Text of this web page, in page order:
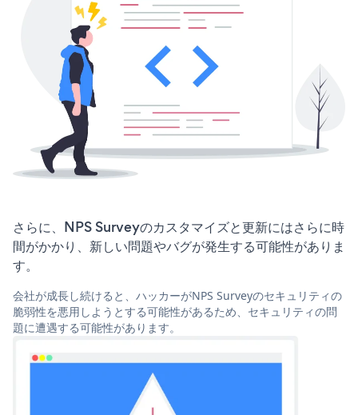
さらに、NPS Surveyのカスタマイズと更新にはさらに時
間がかかり、新しい問題やバグが発生する可能性がありま
す。
会社が成長し続けると、ハッカーがNPS Surveyのセキュリティの
脆弱性を悪用しようとする可能性があるため、セキュリティの問
題に遭遇する可能性があります。